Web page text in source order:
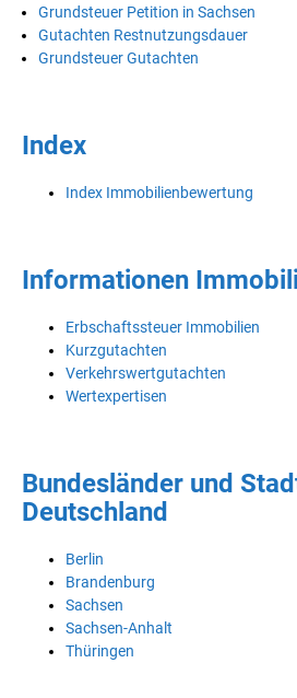
Grundsteuer Petition in Sachsen
Gutachten Restnutzungsdauer
Grundsteuer Gutachten
Index
Index Immobilienbewertung
Informationen
Erbschaftssteuer Immobilien
Kurzgutachten
Verkehrswertgutachten
Wertexpertisen
Bundesländer und
Deutschland
Berlin
Brandenburg
Sachsen
Sachsen-Anhalt
Thüringen